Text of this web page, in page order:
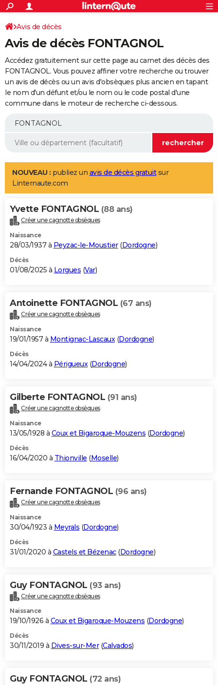
ACTUALITÉS
Politique
Société
Faits Divers
Education
Monde
Villes
+
SPORT
Coupe du monde 2026
Football
Tennis
Cyclisme
Rugby
Forum
Programme TV
TNT
Streaming
Cinéma
Sorties cinéma
Musique
+
FINANCE
Impôts
Immobilier
Risques naturels par ville
Banque
Assurance
Crédit
AUTO
Essais
Réserver un essai
Citadines
Berlines
SUV
Forum auto
+
Mobiles
Meilleur smartphone
Internet
Ordinateurs
Jeux vidéo
Guide high-tech
Aménagement intérieur
LIFESTYLE
Art de vivre
Bien-être
Loisirs
Mode
Modes de vie
Alimentation
Guide de la santé
Maladies
Médicaments
Sommeil
VOYAGE
Destinations
City break
Voyage nature
Voyage de noces
Forum
Climat
+PHOTO
GUIDES D'ACHAT
BONS PLANS
Carte de Noël
Carte Bonne année
Carte Saint-Valentin
Carte Pâques
Carte d'anniversaire
DICTIONNAIRE
Dictionnaire
Biographies
Citations
Expressions
Proverbes
PROGRAMME TV
S'inscrire
Se connecter
Lycées
Collèges
Primaires
Universités
Entreprises
Service militaire
Avis de recherche
AVIS DE DÉCÈS
Bricolage
Lifestyle
Culture
Sport
Auto
Television
Voyage
Cinema
Avis de décès
Avis de décès FONTAGNOL
Accédez gratuitement sur cette page au carnet des décès des
FONTAGNOL. Vous pouvez affiner votre recherche ou trouver
un avis de décès ou un avis d'obsèques plus ancien en tapant
le nom d'un défunt et/ou le nom ou le code postal d'une
commune dans le moteur de recherche ci-dessous.
NOUVEAU : publiez un avis de décès gratuitsur
Linternaute.com
Yvette FONTAGNOL (88 ans)
Créer une cagnotte obsèques
Naissance
28/03/1937 à Peyzac-le-Moustier(Dordogne)
Décès
01/08/2025 à Lorgues (Var)
Antoinette FONTAGNOL (67 ans)
Créer une cagnotte obsèques
Naissance
19/01/1957 à Montignac-Lascaux(Dordogne)
Décès
14/04/2024 à Périgueux(Dordogne)
Gilberte FONTAGNOL (91 ans)
Créer une cagnotte obsèques
Naissance
13/05/1928 à Coux et Bigaroque-Mouzens (Dordogne)
Décès
16/04/2020 à Thionville (Moselle)
Fernande FONTAGNOL (96 ans)
Créer une cagnotte obsèques
Naissance
30/04/1923 à Meyrals (Dordogne)
Décès
31/01/2020 à Castels et Bézenac(Dordogne)
Guy FONTAGNOL (93 ans)
Créer une cagnotte obsèques
Naissance
19/10/1926 à Coux et Bigaroque-Mouzens (Dordogne)
Décès
30/11/2019 à Dives-sur-Mer(Calvados)
Guy FONTAGNOL (72 ans)